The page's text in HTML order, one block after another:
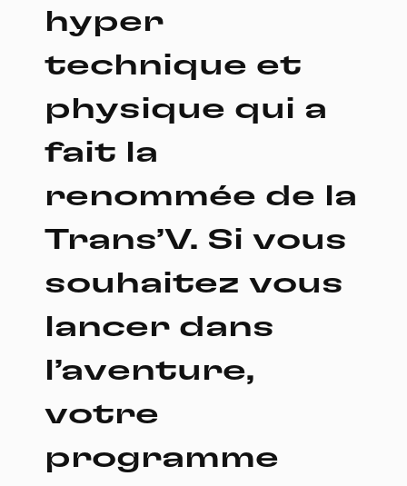
hyper
technique et
physique qui a
fait la
renommée de la
Trans’V. Si vous
souhaitez vous
lancer dans
l’aventure,
votre
programme